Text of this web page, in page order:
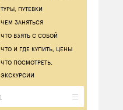
ТУРЫ, ПУТЕВКИ
ЧЕМ ЗАНЯТЬСЯ
ЧТО ВЗЯТЬ С СОБОЙ
ЧТО И ГДЕ КУПИТЬ, ЦЕНЫ
ЧТО ПОСМОТРЕТЬ,
ЭКСКУРСИИ